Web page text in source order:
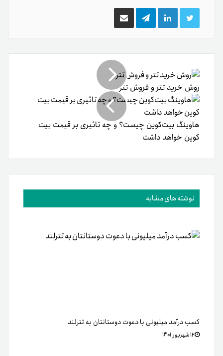
توییتر لینکدینتلگرام اشتراک
گذاری
ایمیل
روش خرید تتر و فروش تتر
هاوینگ بیت‌کوین چیست؟ و چه تاثیری بر قیمت بیت
کوین خواهد داشت
نوشته های مشابه
کسب درآمد میلیونی با دعوت دوستانتان به تترلند
۱۲ شهریور ۱۴۰۱